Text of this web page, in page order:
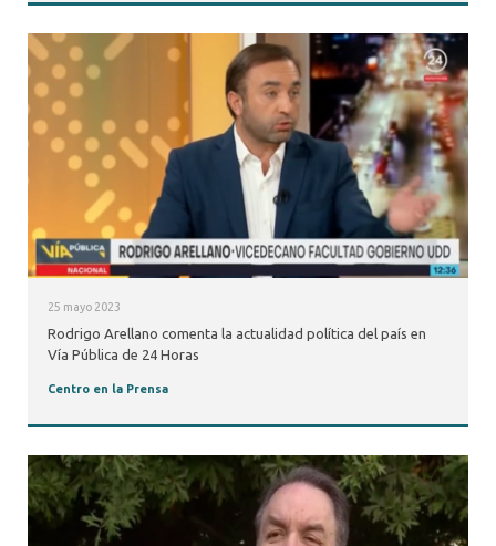
25 mayo 2023
Rodrigo Arellano comenta la actualidad política del país en
Vía Pública de 24 Horas
Centro en la Prensa